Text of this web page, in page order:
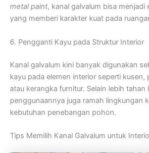
metal paint, kanal galvalum bisa menjadi
yang memberi karakter kuat pada
6. Pengganti Kayu pada Struktur Interior
Kanal galvalum kini banyak digunakan
kayu pada elemen interior seperti kusen,
atau kerangka furnitur. Selain lebih tahan
penggunaannya juga ramah lingkungan
kebutuhan penebangan pohon.
Tips Memilih Kanal Galvalum untuk